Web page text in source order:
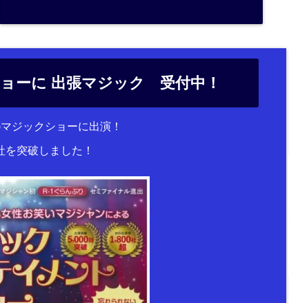
ーに 出張マジック 受付中！
ジックショーに出演！
突破しました！